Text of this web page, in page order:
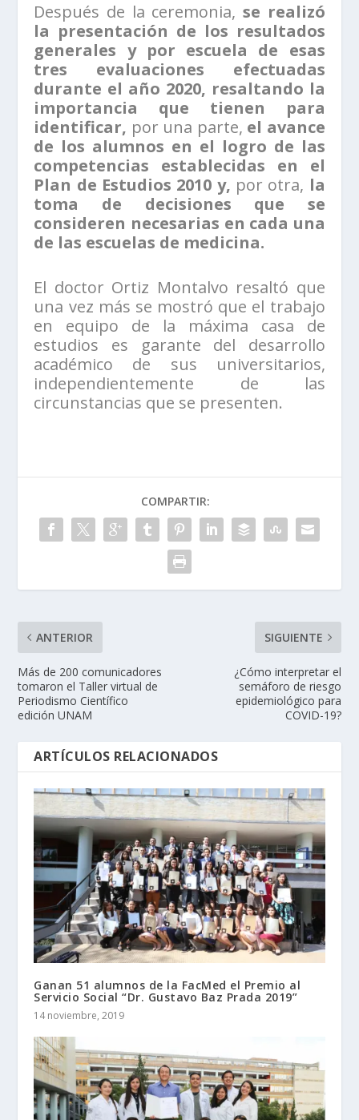
Después de la ceremonia, se realizó
la presentación de los resultados
generales y por escuela de esas
tres evaluaciones efectuadas
durante el año 2020, resaltando la
importancia que tienen para
identificar, por una parte, el avance
de los alumnos en el logro de las
competencias establecidas en el
Plan de Estudios 2010 y, por otra, la
toma de decisiones que se
consideren necesarias en cada una
de las escuelas de medicina.
El doctor Ortiz Montalvo resaltó que
una vez más se mostró que el trabajo
en equipo de la máxima casa de
estudios es garante del desarrollo
académico de sus universitarios,
independientemente de las
circunstancias que se presenten.
COMPARTIR:
ANTERIOR
Más de 200 comunicadores
tomaron el Taller virtual de
Periodismo Científico
edición UNAM
SIGUIENTE
¿Cómo interpretar el
semáforo de riesgo
epidemiológico para
COVID-19?
ARTÍCULOS RELACIONADOS
Ganan 51 alumnos de la FacMed el Premio al
Servicio Social “Dr. Gustavo Baz Prada 2019”
14 noviembre, 2019